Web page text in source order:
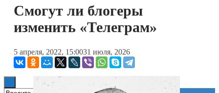
Книги
Смогут ли блогеры
изменить «Телеграм»
5 апреля, 2022, 15:0031 июля, 2026